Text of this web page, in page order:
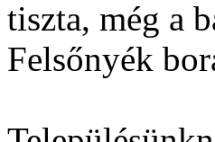
tiszta, még a
Felsőnyék